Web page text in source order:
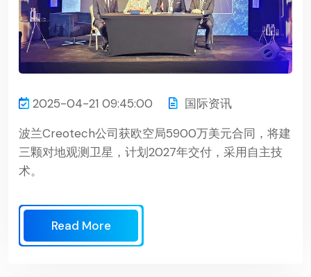
2025-04-21 09:45:00
国际资讯
波兰Creotech公司获欧空局5900万美元合同，将建
三颗对地观测卫星，计划2027年交付，采用自主技
术。
Read More